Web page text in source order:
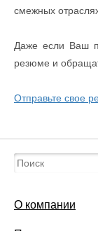
смежных
Даже если Ваш
резюме и
Отправьте свое
О компании